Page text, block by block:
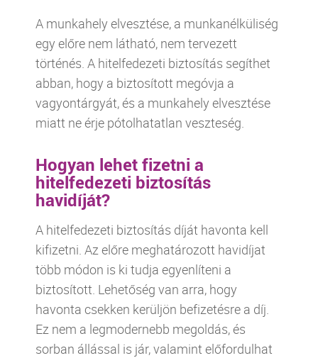
A munkahely elvesztése, a munkanélküliség
egy előre nem látható, nem tervezett
történés. A hitelfedezeti biztosítás segíthet
abban, hogy a biztosított megóvja a
vagyontárgyát, és a munkahely elvesztése
miatt ne érje pótolhatatlan veszteség.
Hogyan lehet fizetni a
hitelfedezeti biztosítás
havidíját?
A hitelfedezeti biztosítás díját havonta kell
kifizetni. Az előre meghatározott havidíjat
több módon is ki tudja egyenlíteni a
biztosított. Lehetőség van arra, hogy
havonta csekken kerüljön befizetésre a díj.
Ez nem a legmodernebb megoldás, és
sorban állással is jár, valamint előfordulhat